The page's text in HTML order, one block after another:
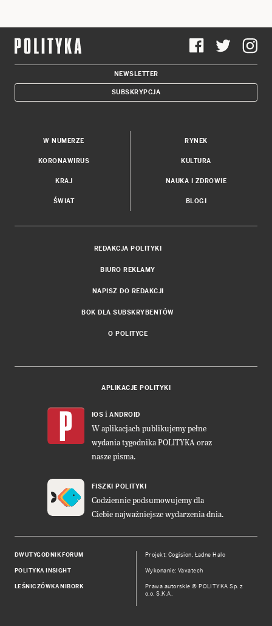
NEWSLETTER
SUBSKRYPCJA
W NUMERZE
KORONAWIRUS
KRAJ
ŚWIAT
RYNEK
KULTURA
NAUKA I ZDROWIE
BLOGI
REDAKCJA POLITYKI
BIURO REKLAMY
NAPISZ DO REDAKCJI
BOK DLA SUBSKRYBENTÓW
O POLITYCE
APLIKACJE POLITYKI
IOS i ANDROID
W aplikacjach publikujemy pełne
wydania tygodnika POLITYKA oraz
nasze pisma.
FISZKI POLITYKI
Codziennie podsumowujemy dla
Ciebie najważniejsze wydarzenia dnia.
DWUTYGODNIK FORUM
POLITYKA INSIGHT
LEŚNICZÓWKA NIBORK
Projekt:Cogision, Ładne Halo
Wykonanie: Vavatech
Prawa autorskie © POLITYKA Sp. z
o.o. S.K.A.